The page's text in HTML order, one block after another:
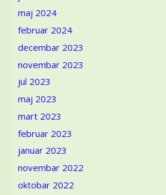
maj 2024
februar 2024
decembar 2023
novembar 2023
jul 2023
maj 2023
mart 2023
februar 2023
januar 2023
novembar 2022
oktobar 2022